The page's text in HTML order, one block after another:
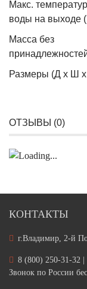
Макс.
воды на выходе
Масса без
Размеры (Д x Ш
ОТЗЫВЫ (0)
КОНТАКТЫ
г.Владимир, 2-й
8 (800) 250-31-32
Звонок по России